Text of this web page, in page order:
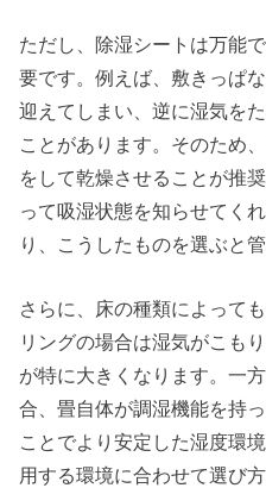
ただし、除湿シートは万能
要です。例えば、敷きっぱ
迎えてしまい、逆に湿気を
ことがあります。そのため
をして乾燥させることが推
って吸湿状態を知らせてく
り、こうしたものを選ぶと
さらに、床の種類によって
リングの場合は湿気がこも
が特に大きくなります。一
合、畳自体が調湿機能を持
ことでより安定した湿度環
用する環境に合わせて選び